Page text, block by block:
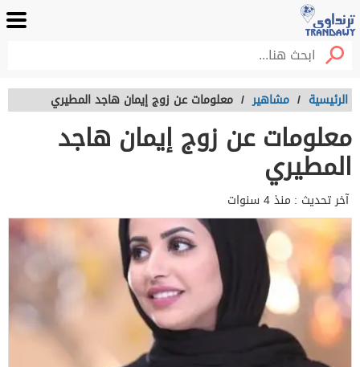
الرئيسية / مشاهير / معلومات عن زوج إيمان هاجد المطيري
معلومات عن زوج إيمان هاجد
المطيري
آخر تحديث : منذ 4 سنوات